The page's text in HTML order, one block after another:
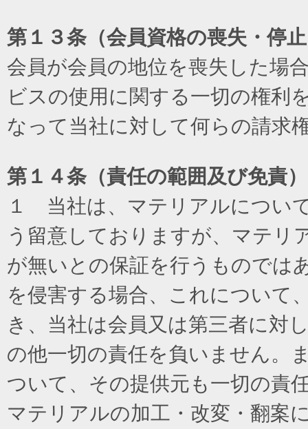
第１３条（会員資格の喪失・停
会員が会員の地位を喪失した場
ビスの使用に関する一切の権利
なって当社に対して何らの請求
第１４条（責任の範囲及び免責）
１ 当社は、マテリアルについ
う留意しておりますが、マテリ
が無いとの保証を行うものでは
を侵害する場合、これについて
き、当社は会員又は第三者に対
の他一切の責任を負いません。
ついて、その提供元も一切の責
マテリアルの加工・改変・翻案